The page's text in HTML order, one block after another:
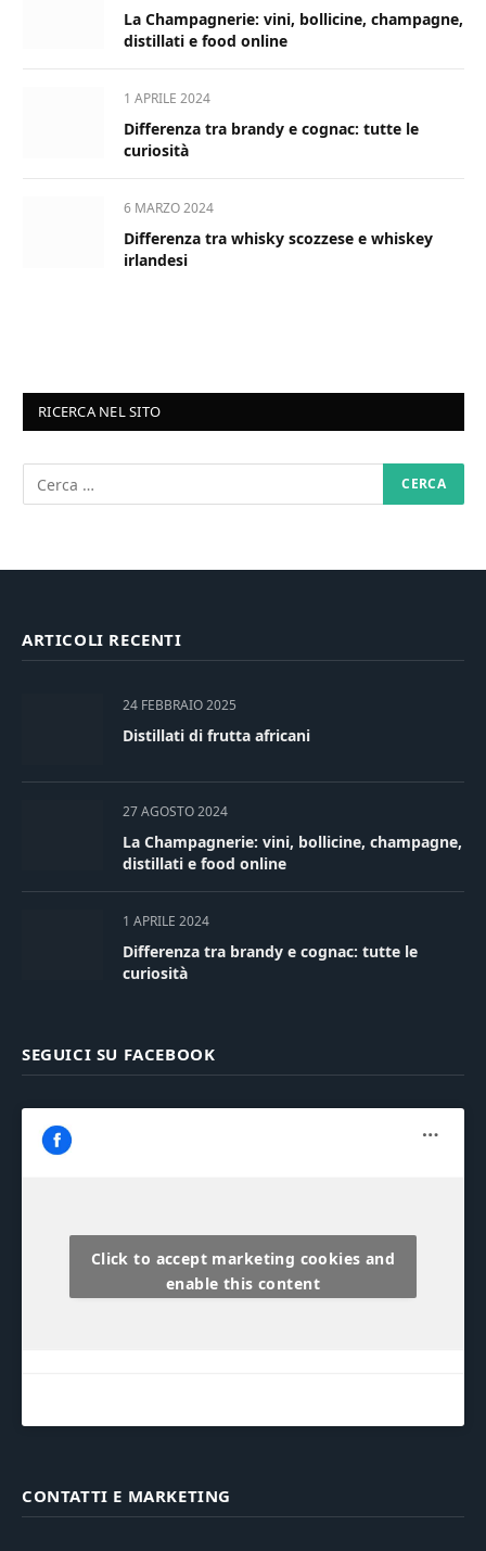
La Champagnerie: vini, bollicine, champagne,
distillati e food online
1 APRILE 2024
Differenza tra brandy e cognac: tutte le
curiosità
6 MARZO 2024
Differenza tra whisky scozzese e whiskey
irlandesi
RICERCA NEL SITO
ARTICOLI RECENTI
24 FEBBRAIO 2025
Distillati di frutta africani
27 AGOSTO 2024
La Champagnerie: vini, bollicine, champagne,
distillati e food online
1 APRILE 2024
Differenza tra brandy e cognac: tutte le
curiosità
SEGUICI SU FACEBOOK
Click to accept marketing cookies and
enable this content
CONTATTI E MARKETING